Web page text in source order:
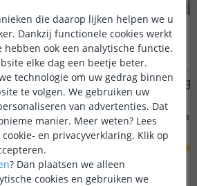
breed
1M
reviews)
14,95
1M -
Opbouw -
OP VOORRAAD
die daarop lijken helpen we u
Dankzij functionele cookies werkt
hebben ook een analytische functie.
elke dag een beetje beter.
technologie om uw gedrag binnen
te volgen. We gebruiken uw
van advertenties. Dat
manier. Meer weten? Lees
en privacyverklaring. Klik op
? Dan plaatsen we alleen
cookies en gebruiken we